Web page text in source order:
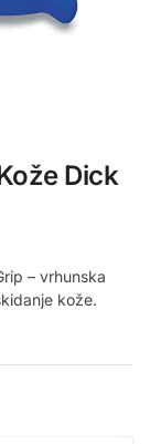
Dick
– vrhunska
kože.